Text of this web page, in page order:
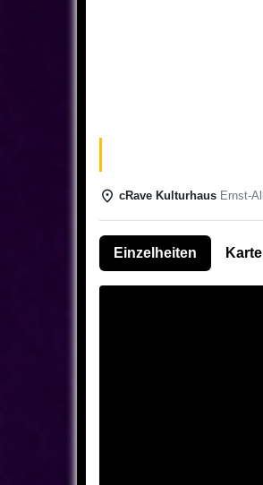
cRave Kulturhaus Ernst-
Einzelheiten Karte